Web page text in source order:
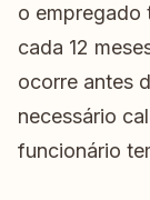
o empregado
cada 12
ocorre antes
necessário
funcionário